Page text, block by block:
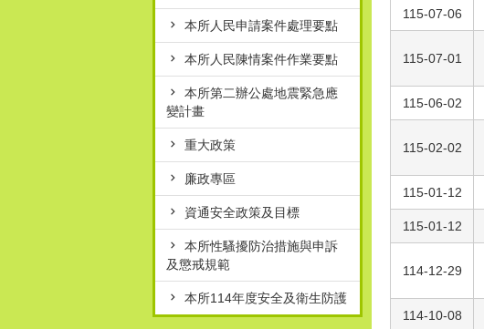
本所人民申請案件處理要點
本所人民陳情案件作業要點
本所第二辦公處地震緊急應
變計畫
重大政策
廉政專區
資通安全政策及目標
本所性騷擾防治措施與申訴
及懲戒規範
本所114年度安全及衛生防護
115-07-06
115-07-01
115-06-02
115-02-02
115-01-12
115-01-12
114-12-29
114-10-08